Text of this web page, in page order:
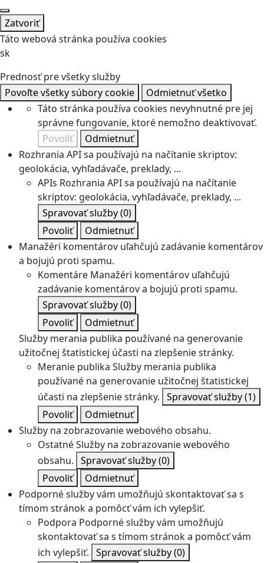
Zatvoriť
Táto webová stránka používa cookies
sk
Prednosť pre všetky služby
Povoľte všetky súbory cookie
Odmietnuť všetko
Táto stránka používa cookies nevyhnutné pre jej
správne fungovanie, ktoré nemožno deaktivovať.
Povoliť
Odmietnuť
Rozhrania API sa používajú na načítanie skriptov:
geolokácia, vyhľadávače, preklady, ...
APIs Rozhrania API sa používajú na načítanie
skriptov: geolokácia, vyhľadávače, preklady, ...
Spravovať služby(0)
Povoliť
Odmietnuť
Manažéri komentárov uľahčujú zadávanie komentárov
a bojujú proti spamu.
Komentáre Manažéri komentárov uľahčujú
zadávanie komentárov a bojujú proti spamu.
Spravovať služby(0)
Povoliť
Odmietnuť
Služby merania publika používané na generovanie
užitočnej štatistickej účasti na zlepšenie stránky.
Meranie publika Služby merania publika
používané na generovanie užitočnej štatistickej
účasti na zlepšenie stránky. Spravovať služby(1)
Povoliť
Odmietnuť
Služby na zobrazovanie webového obsahu.
OstatnéSlužby na zobrazovanie webového
obsahu. Spravovať služby(0)
Povoliť
Odmietnuť
Podporné služby vám umožňujú skontaktovať sa s
tímom stránok a pomôcť vám ich vylepšiť.
Podpora Podporné služby vám umožňujú
skontaktovať sa s tímom stránok a pomôcť vám
ich vylepšiť. Spravovať služby(0)